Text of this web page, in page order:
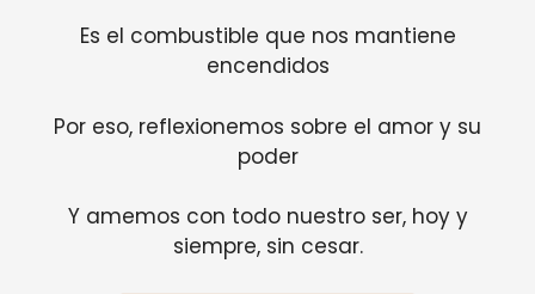
Es el combustible que nos mantiene
encendidos
Por eso, reflexionemos sobre el amor y su
poder
Y amemos con todo nuestro ser, hoy y
siempre, sin cesar.